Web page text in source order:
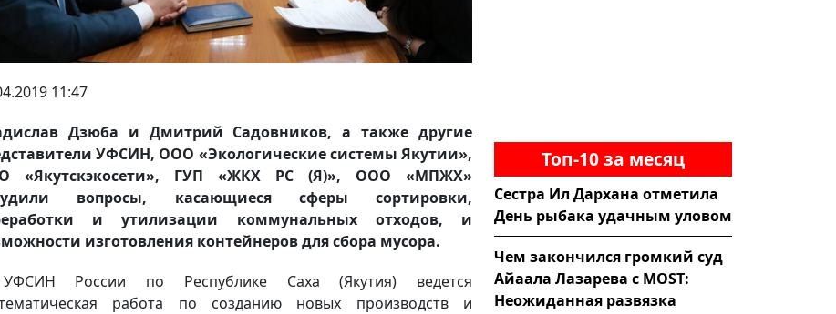
11:47
Дзюба и Дмитрий Садовников, а также другие
УФСИН, ООО «Экологические системы Якутии»,
«Якутскэкосети», ГУП «ЖКХ РС (Я)», ООО «МПЖХ»
вопросы, касающиеся сферы сортировки,
и утилизации коммунальных отходов, и
изготовления контейнеров для сбора мусора.
России по Республике Саха (Якутия) ведется
работа по созданию новых производств и
Топ-10 за месяц
Сестра Ил Дархана отметила
День рыбака удачным уловом
Чем закончился громкий суд
Айаала Лазарева с MOST:
Неожиданная развязка